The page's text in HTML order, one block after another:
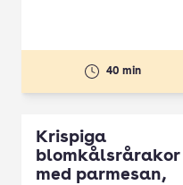
40 min
Krispiga
blomkålsrårakor
med parmesan,